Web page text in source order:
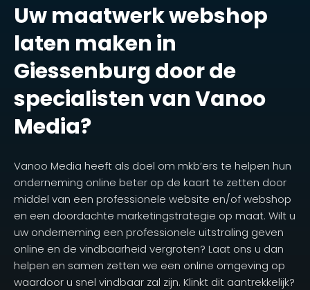
Uw maatwerk webshop
laten maken in
Giessenburg door de
specialisten van Vanoo
Media?
Vanoo Media heeft als doel om mkb’ers te helpen hun
onderneming online beter op de kaart te zetten door
middel van een professionele website en/of webshop
en een doordachte marketingstrategie op maat. Wilt u
uw onderneming een professionele uitstraling geven
online en de vindbaarheid vergroten? Laat ons u dan
helpen en samen zetten we een online omgeving op
waardoor u snel vindbaar zal zijn. Klinkt dit aantrekkelijk?